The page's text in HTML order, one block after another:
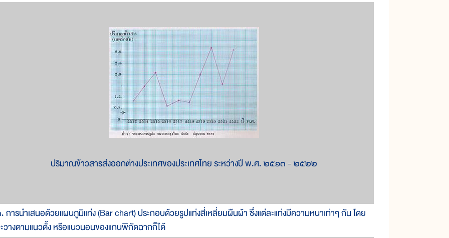
ปริมาณข้าวสารส่งออกต่างประเทศของประเทศไทย ระหว่างปี พ.ศ. ๒๕๑๓ - ๒๕๒๒
การนำเสนอด้วยแผนภูมิแท่ง (Bar chart) ประกอบด้วยรูปแท่งสี่เหลี่ยมผืนผ้า ซึ่งแต่ละแท่งมีความหนาเท่าๆ กัน โดย
วางตามแนวตั้ง หรือแนวนอนของแกนพิกัดฉากก็ได้